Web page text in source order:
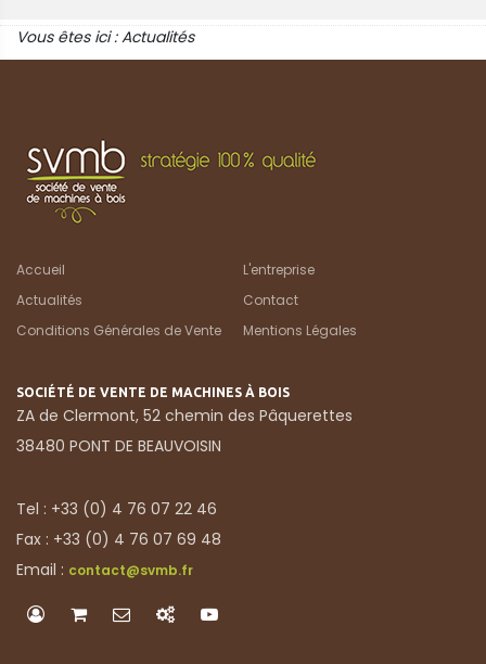
Vous êtes ici :Actualités
Accueil
L'entreprise
Actualités
Contact
Conditions Générales de Vente
Mentions Légales
SOCIÉTÉ DE VENTE DE MACHINES À BOIS
ZA de Clermont, 52 chemin des Pâquerettes
38480 PONT DE BEAUVOISIN
Tel : +33 (0) 4 76 07 22 46
Fax : +33 (0) 4 76 07 69 48
Email : contact@svmb.fr